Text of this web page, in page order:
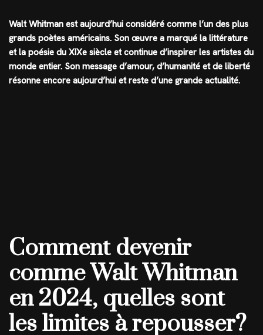
Walt Whitman est aujourd’hui considéré comme l’un des plus
grands poètes américains. Son œuvre a marqué la littérature
et la poésie du XIXe siècle et continue d’inspirer les artistes du
monde entier. Son message d’amour, d’humanité et de liberté
résonne encore aujourd’hui et reste d’une grande actualité.
Comment devenir
comme Walt Whitman
en 2024, quelles sont
les limites à repousser?